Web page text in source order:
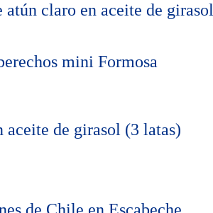
atún claro en aceite de girasol
mini Formosa
aceite de girasol (3 latas)